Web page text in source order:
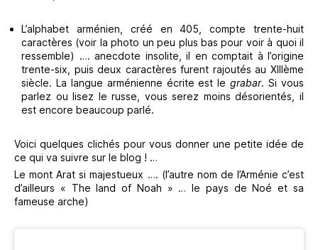
L’alphabet arménien, créé en 405, compte trente-huit
caractères (voir la photo un peu plus bas pour voir à quoi il
ressemble) …. anecdote insolite, il en comptait à l’origine
trente-six, puis deux caractères furent rajoutés au XIIIème
siècle. La langue arménienne écrite est legrabar. Si vous
parlez ou lisez le russe, vous serez moins désorientés, il
est encore beaucoup parlé.
Voici quelques clichés pour vous donner une petite idée de
ce qui va suivre sur le blog ! …
Le mont Arat si majestueux …. (l’autre nom de l’Arménie c’est
d’ailleurs « The land of Noah » … le pays de Noé et sa
fameuse arche)